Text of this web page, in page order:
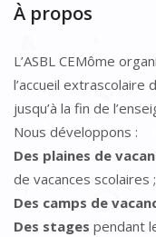
À propos
L’ASBL CEMôme
l’accueil extrascolaire
jusqu’à la fin de
Nous développons :
Des plaines de
de vacances scolaires ;
Des camps de
Des stages pendant